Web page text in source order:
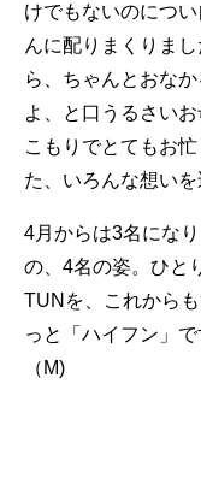
けでもないのにつ
んに配りまくりま
ら、ちゃんとおな
よ、と口うるさい
こもりでとてもお
た、いろんな想い
4月からは3名にな
の、4名の姿。ひと
TUNを、これから
っと「ハイフン」で
（M)